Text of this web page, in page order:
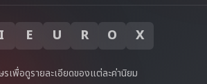
I E U R O X
เพื่อดูรายละเอียดของแต่ละค่านิยม